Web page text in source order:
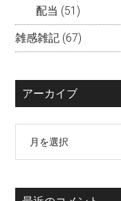
配当 (51)
雑感雑記 (67)
アーカイブ
イ